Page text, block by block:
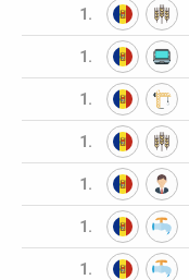
1.
1.
1.
1.
1.
1.
1.